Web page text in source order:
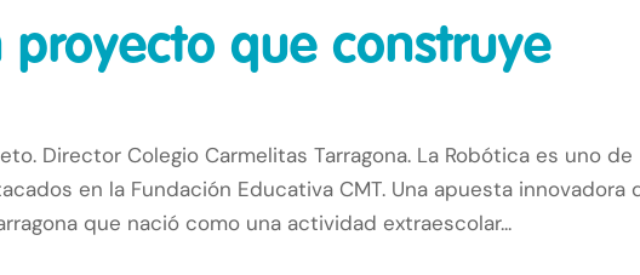
proyecto que construye
Director Colegio Carmelitas Tarragona. La Robótica es uno de
en la Fundación Educativa CMT. Una apuesta innovadora
que nació como una actividad extraescolar...